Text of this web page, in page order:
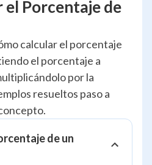
el Porcentaje de
calcular el porcentaje
el porcentaje a
por la
resueltos paso a
de un